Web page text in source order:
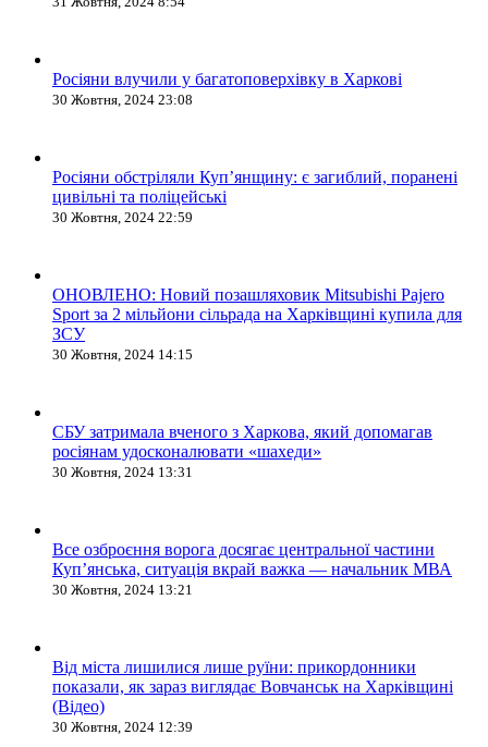
Росіяни влучили у багатоповерхівку в Харкові
30 Жовтня, 2024 23:08
Росіяни обстріляли Купʼянщину: є загиблий, поранені
цивільні та поліцейські
30 Жовтня, 2024 22:59
ОНОВЛЕНО: Новий позашляховик Mitsubishi Pajero
Sport за 2 мільйони сільрада на Харківщині купила для
ЗСУ
30 Жовтня, 2024 14:15
СБУ затримала вченого з Харкова, який допомагав
росіянам удосконалювати «шахеди»
30 Жовтня, 2024 13:31
Все озброєння ворога досягає центральної частини
Куп’янська, ситуація вкрай важка — начальник МВА
30 Жовтня, 2024 13:21
Від міста лишилися лише руїни: прикордонники
показали, як зараз виглядає Вовчанськ на Харківщині
(Відео)
30 Жовтня, 2024 12:39